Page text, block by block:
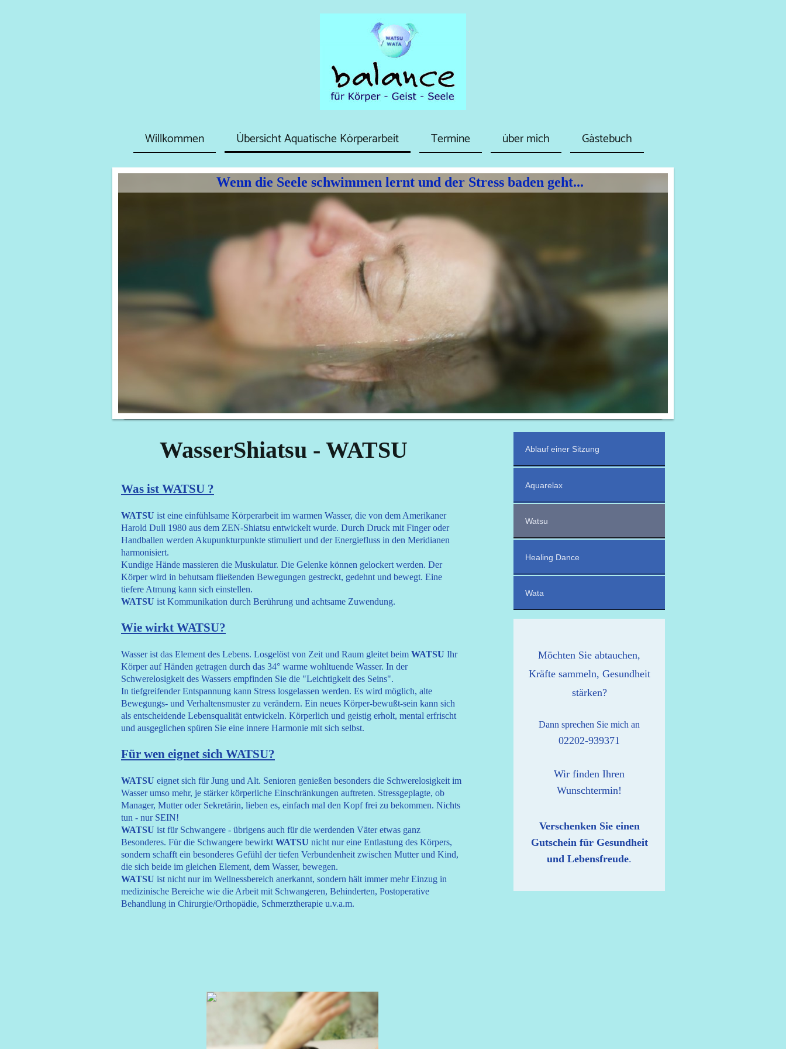
Willkommen Übersicht Aquatische Körperarbeit Termine über mich Gästebuch
Wenn die Seele schwimmen lernt und der Stress baden geht...
WasserShiatsu - WATSU
Was ist WATSU ?
WATSU ist eine einfühlsame Körperarbeit im warmen Wasser, die von dem Amerikaner
Harold Dull 1980 aus dem ZEN-Shiatsu entwickelt wurde. Durch Druck mit Finger oder
Handballen werden Akupunkturpunkte stimuliert und der Energiefluss in den Meridianen
harmonisiert.
Kundige Hände massieren die Muskulatur. Die Gelenke können gelockert werden. Der
Körper wird in behutsam fließenden Bewegungen gestreckt, gedehnt und bewegt. Eine
tiefere Atmung kann sich einstellen.
WATSU ist Kommunikation durch Berührung und achtsame Zuwendung.
Wie wirkt WATSU?
Wasser ist das Element des Lebens. Losgelöst von Zeit und Raum gleitet beim WATSU Ihr
Körper auf Händen getragen durch das 34° warme wohltuende Wasser. In der
Schwerelosigkeit des Wassers empfinden Sie die "Leichtigkeit des Seins".
In tiefgreifender Entspannung kann Stress losgelassen werden. Es wird möglich, alte
Bewegungs- und Verhaltensmuster zu verändern. Ein neues Körper-bewußt-sein kann sich
als entscheidende Lebensqualität entwickeln. Körperlich und geistig erholt, mental erfrischt
und ausgeglichen spüren Sie eine innere Harmonie mit sich selbst.
Für wen eignet sich WATSU?
WATSU eignet sich für Jung und Alt. Senioren genießen besonders die Schwerelosigkeit im
Wasser umso mehr, je stärker körperliche Einschränkungen auftreten. Stressgeplagte, ob
Manager, Mutter oder Sekretärin, lieben es, einfach mal den Kopf frei zu bekommen. Nichts
tun - nur SEIN!
WATSU ist für Schwangere - übrigens auch für die werdenden Väter etwas ganz
Besonderes. Für die Schwangere bewirkt WATSU nicht nur eine Entlastung des Körpers,
sondern schafft ein besonderes Gefühl der tiefen Verbundenheit zwischen Mutter und Kind,
die sich beide im gleichen Element, dem Wasser, bewegen.
WATSU ist nicht nur im Wellnessbereich anerkannt, sondern hält immer mehr Einzug in
medizinische Bereiche wie die Arbeit mit Schwangeren, Behinderten, Postoperative
Behandlung in Chirurgie/Orthopädie, Schmerztherapie u.v.a.m.
Ablauf einer Sitzung
Aquarelax
Watsu
Healing Dance
Wata
Möchten Sie abtauchen,
Kräfte sammeln, Gesundheit
stärken?
Dann sprechen Sie mich an
02202-939371
Wir finden Ihren
Wunschtermin!
Verschenken Sie einen
Gutschein für Gesundheit
und Lebensfreude.